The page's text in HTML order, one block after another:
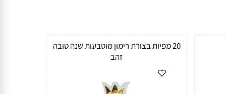
20 מפיות בצורת רימון מוטבעות שנה טובה
זהב